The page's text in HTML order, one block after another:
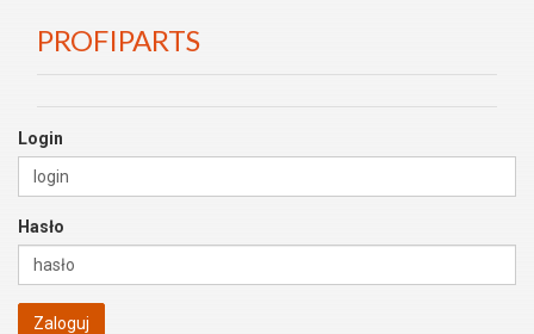
PROFIPARTS
Login
Hasło
Zaloguj